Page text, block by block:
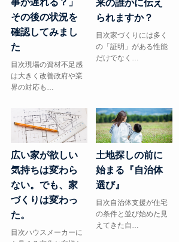
事が遅れる？」
その後の状況を
確認してみまし
た
目次現場の資材不足感
は大きく改善政府や業
界の対応も…
来の誰かに伝え
られますか？
目次家づくりには多く
の「証明」がある性能
だけでなく…
広い家が欲しい
気持ちは変わら
ない。でも、家
づくりは変わっ
た。
目次ハウスメーカーに
土地探しの前に
始まる『自治体
選び』
目次自治体支援が住宅
の条件と並び始めた見
えてきた自…